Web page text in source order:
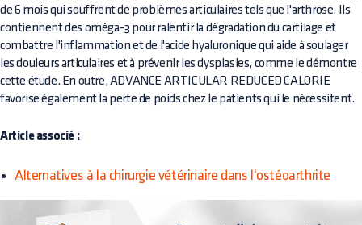
de 6 mois qui souffrent de problèmes articulaires tels que l'arthrose. Ils
contiennent des oméga-3 pour ralentir la dégradation du cartilage et
combattre l'inflammation et de l'acide hyaluronique qui aide à soulager
les douleurs articulaires et à prévenir les dysplasies, comme le démontre
cette étude. En outre, ADVANCE ARTICULAR REDUCED CALORIE
favorise également la perte de poids chez le patients qui le nécessitent.
Article associé :
Alternatives à la chirurgie vétérinaire dans l'ostéoarthrite